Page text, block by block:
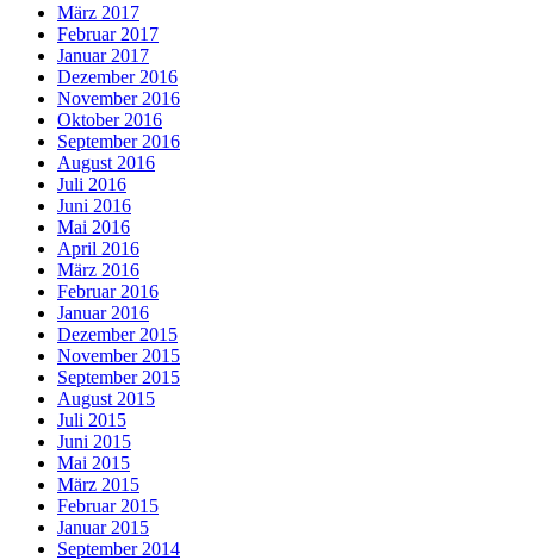
März 2017
Februar 2017
Januar 2017
Dezember 2016
November 2016
Oktober 2016
September 2016
August 2016
Juli 2016
Juni 2016
Mai 2016
April 2016
März 2016
Februar 2016
Januar 2016
Dezember 2015
November 2015
September 2015
August 2015
Juli 2015
Juni 2015
Mai 2015
März 2015
Februar 2015
Januar 2015
September 2014